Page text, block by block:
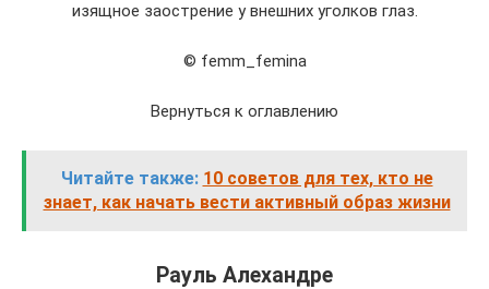
изящное заострение у внешних уголков глаз.
© femm_femina
Вернуться к оглавлению
Читайте также: 10 советов для тех, кто не
знает, как начать вести активный образ жизни
Рауль Алехандре